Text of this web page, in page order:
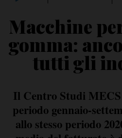
Macchine
gomma:
tutti gli
Il Centro Studi MECS
periodo gennaio-
allo stesso periodo